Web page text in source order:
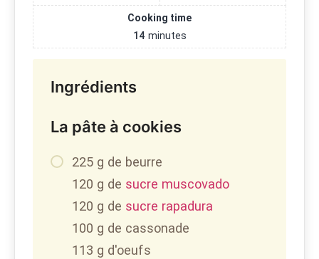
Cooking time
14 minutes
Ingrédients
La pâte à cookies
225 g de beurre
120 g de sucre muscovado
120 g de sucre rapadura
100 g de cassonade
113 g d'oeufs